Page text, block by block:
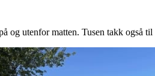
og utenfor matten. Tusen takk også